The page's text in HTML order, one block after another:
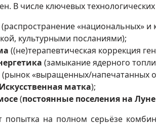
В числе ключевых
(распространение «национальных»
культурными посланиями);
((не)терапевтическая коррекция
(замыкание ядерного
(рынок «выращенных/напечатанных
Искусственная матка);
(постоянные поселения на Луне
попытка на полном серьёзе